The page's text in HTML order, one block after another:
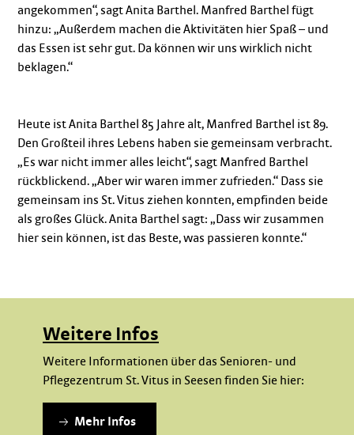
angekommen“, sagt Anita Barthel. Manfred Barthel fügt
hinzu: „Außerdem machen die Aktivitäten hier Spaß – und
das Essen ist sehr gut. Da können wir uns wirklich nicht
beklagen.“
Heute ist Anita Barthel 85 Jahre alt, Manfred Barthel ist 89.
Den Großteil ihres Lebens haben sie gemeinsam verbracht.
„Es war nicht immer alles leicht“, sagt Manfred Barthel
rückblickend. „Aber wir waren immer zufrieden.“ Dass sie
gemeinsam ins St. Vitus ziehen konnten, empfinden beide
als großes Glück. Anita Barthel sagt: „Dass wir zusammen
hier sein können, ist das Beste, was passieren konnte.“
Weitere Infos
Weitere Informationen über das Senioren- und
Pflegezentrum St. Vitus in Seesen finden Sie hier:
Mehr Infos